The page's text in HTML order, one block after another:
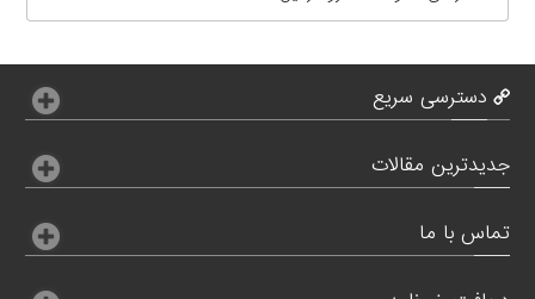
دسترسی سریع
جدیدترین مقالات
تماس با ما